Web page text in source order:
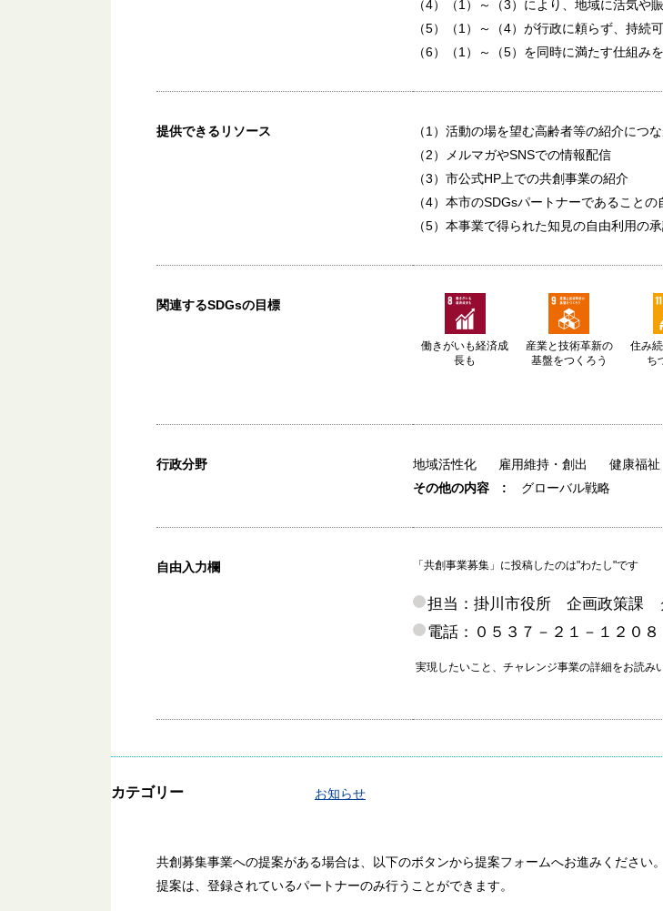
（4）（1）～（3）により、地域に活気や
（5）（1）～（4）が行政に頼らず、持続
（6）（1）～（5）を同時に満たす仕組み
提供できるリソース
（1）活動の場を望む高齢者等の紹介につ
（2）メルマガやSNSでの情報配信
（3）市公式HP上での共創事業の紹介
（4）本市のSDGsパートナーであること
（5）本事業で得られた知見の自由利用の
関連するSDGsの目標
働きがいも経済成
長も
産業と技術革新の
基盤をつくろう
住み
ち
行政分野 地域活性化 雇用維持・創出 健康福祉
グローバル戦略
自由入力欄 「共創事業募集」に投稿したのは"わたし"です
担当：掛川市役所 企画政策課
電話：０５３７－２１－１２０８
実現したいこと、チャレンジ事業の詳細をお読
カテゴリー お知らせ
共創募集事業への提案がある場合は、以下のボタンから提案フォームへお進みください。
提案は、登録されているパートナーのみ行うことができます。